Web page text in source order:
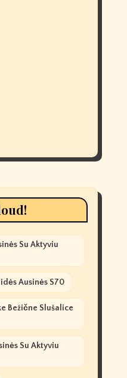
Su Aktyviu
Ausinės S70
Bežične Slušalice
Su Aktyviu